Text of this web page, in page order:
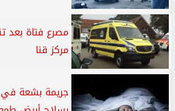
مصرع فتاة بعد
مركز قنا
جريمة بشعة في